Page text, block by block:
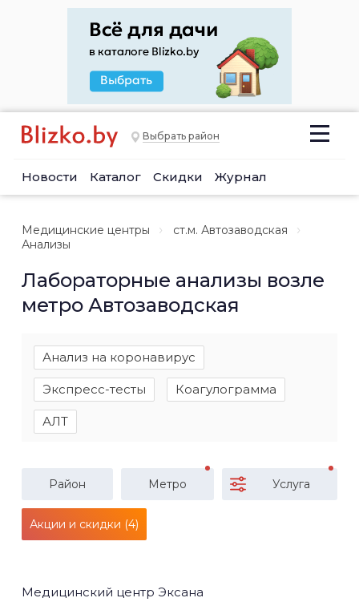
Выбрать район
Новости Каталог Скидки Журнал
Медицинские центры
ст.м. Автозаводская
Анализы
Лабораторные анализы возле
метро Автозаводская
Анализ на коронавирус
Экспресс-тесты Коагулограмма
АЛТ
Район Метро Услуга
Акции и скидки (4)
Медицинский центр Эксана